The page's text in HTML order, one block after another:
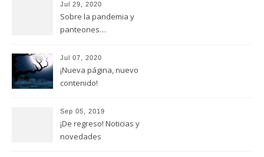
Jul 29, 2020
Sobre la pandemia y
panteones…
Jul 07, 2020
¡Nueva página, nuevo
contenido!
Sep 05, 2019
¡De regreso! Noticias y
novedades